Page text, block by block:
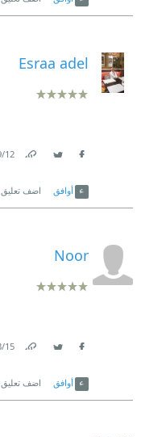
Esraa adel
12‏/9‏/2024
أوافق اضف تعليق
Noor
15‏/3‏/2024
أوافق اضف تعليق